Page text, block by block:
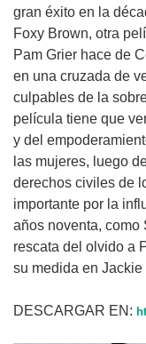
gran éxito en la
Foxy Brown, otra
Pam Grier hace de
en una cruzada de
culpables de la
película tiene que
y del
las mujeres, luego
derechos civiles de
importante por la
años noventa, como
rescata del olvido a
su medida en
DESCARGAR EN: